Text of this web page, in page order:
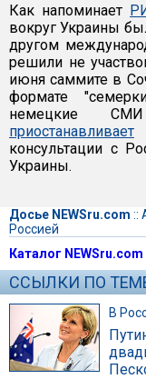
Как напоминает
вокруг Украины
другом
решили не
июня саммите в
формате
немецкие
приостанавливает
консультации с
Украины.
Досье NEWSru.com ::
Россией
Каталог NEWSru.com
ССЫЛКИ ПО
В